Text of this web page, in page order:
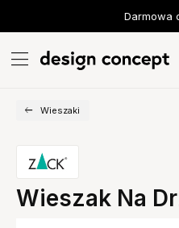
Darmowa
Wieszaki
Wieszak Na